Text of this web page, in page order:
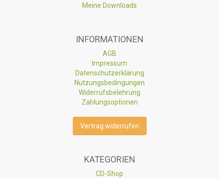
Meine Downloads
INFORMATIONEN
AGB
Impressum
Datenschutzerklärung
Nutzungsbedingungen
Widerrufsbelehrung
Zahlungsoptionen
Vertrag widerrufen
KATEGORIEN
CD-Shop